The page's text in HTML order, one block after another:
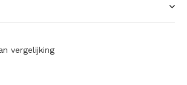
vergelijking